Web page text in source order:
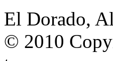
El Dorado,
© 2010